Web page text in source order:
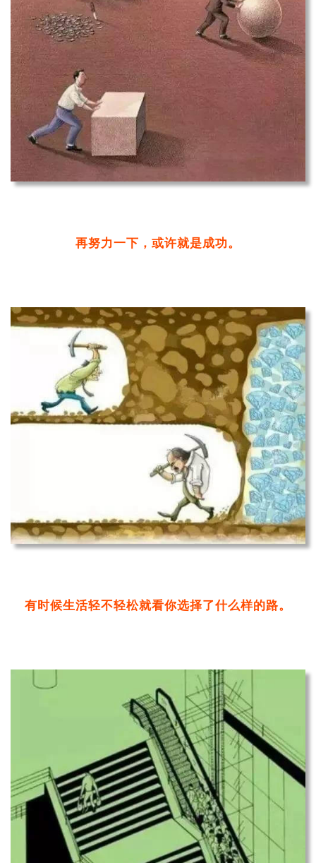
再努力一下，或许就是成功。
有时候生活轻不轻松就看你选择了什么样的路。